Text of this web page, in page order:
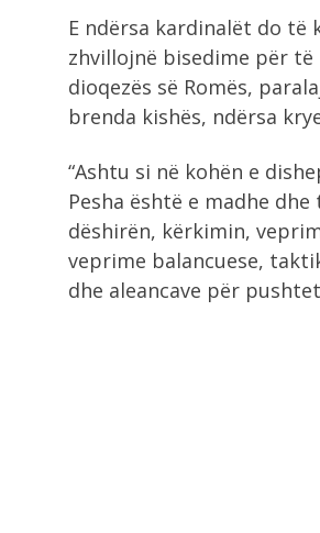
E ndërsa kardinalët do të
zhvillojnë bisedime për të
dioqezës së Romës,
brenda kishës, ndërsa
“Ashtu si në kohën e
Pesha është e madhe
dëshirën, kërkimin,
veprime balancuese,
dhe aleancave për
Termometri
“përvëlohen”
8:20
flakëve,...
8:02
Horoskopi
Gusht...